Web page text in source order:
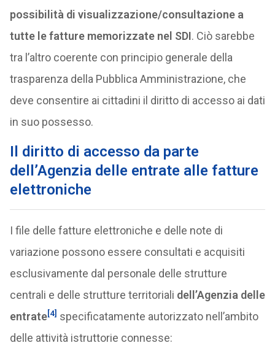
possibilità di visualizzazione/consultazione a
tutte le fatture memorizzate nel SDI. Ciò sarebbe
tra l’altro coerente con principio generale della
trasparenza della Pubblica Amministrazione, che
deve consentire ai cittadini il diritto di accesso ai dati
in suo possesso.
Il diritto di accesso da parte
dell’Agenzia delle entrate alle fatture
elettroniche
I file delle fatture elettroniche e delle note di
variazione possono essere consultati e acquisiti
esclusivamente dal personale delle strutture
centrali e delle strutture territoriali dell’Agenzia delle
entrate[4] specificatamente autorizzato nell’ambito
delle attività istruttorie connesse: